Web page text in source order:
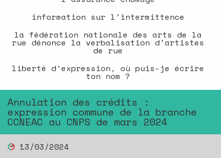
information sur l’intermittence
la fédération nationale des arts de la
rue dénonce la verbalisation d’artistes
de rue
liberté d’expression, où puis-je écrire
ton nom ?
Annulation des crédits :
expression commune de la branche
CCNEAC au CNPS de mars 2024
13/03/2024